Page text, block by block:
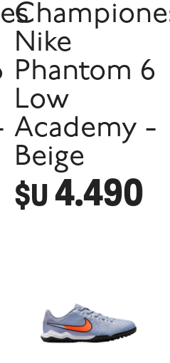
Nike
Phantom 6
Low
Academy -
Beige
$U4.490